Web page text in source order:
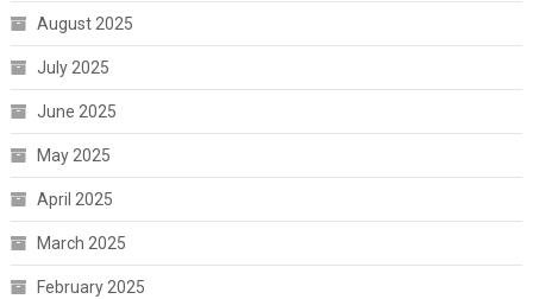
August 2025
July 2025
June 2025
May 2025
April 2025
March 2025
February 2025